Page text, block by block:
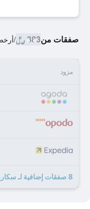
صفقات من383 ﷼ /
مزود
8 صفقات إضافية لـ سكاربورو هيل كانتري إن